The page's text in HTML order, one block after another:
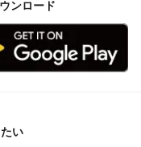
ンロード
い